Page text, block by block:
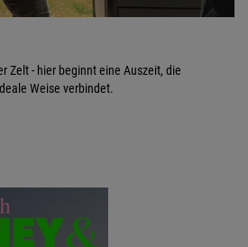
Zelt - hier beginnt eine Auszeit, die
Weise verbindet.